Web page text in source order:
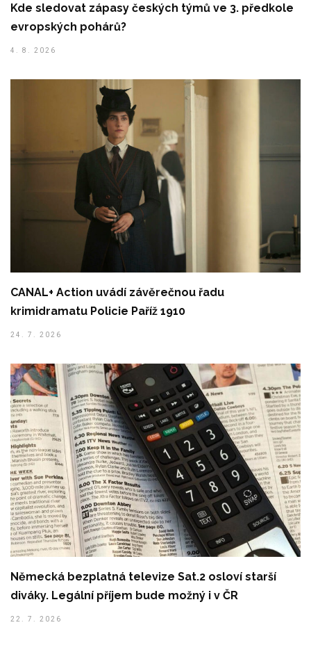
Kde sledovat zápasy českých týmů ve 3. předkole
evropských pohárů?
4. 8. 2026
CANAL+ Action uvádí závěrečnou řadu
krimidramatu Policie Paříž 1910
24. 7. 2026
Německá bezplatná televize Sat.2 osloví starší
diváky. Legální příjem bude možný i v ČR
22. 7. 2026